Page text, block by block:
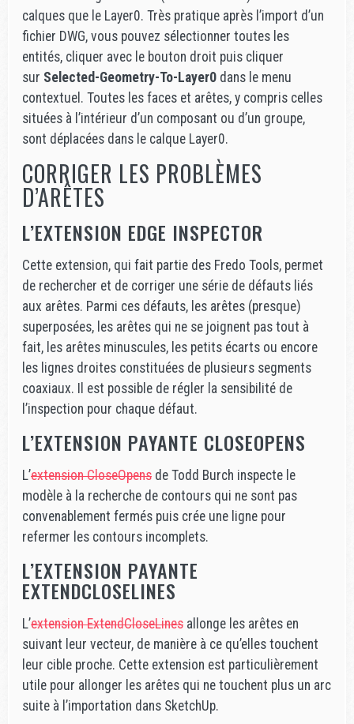
calques que le Layer0. Très pratique après l’import d’un
fichier DWG, vous pouvez sélectionner toutes les
entités, cliquer avec le bouton droit puis cliquer
sur Selected-Geometry-To-Layer0 dans le menu
contextuel. Toutes les faces et arêtes, y compris celles
situées à l’intérieur d’un composant ou d’un groupe,
sont déplacées dans le calque Layer0.
CORRIGER LES PROBLÈMES
D’ARÊTES
L’EXTENSION EDGE INSPECTOR
Cette extension, qui fait partie des Fredo Tools, permet
de rechercher et de corriger une série de défauts liés
aux arêtes. Parmi ces défauts, les arêtes (presque)
superposées, les arêtes qui ne se joignent pas tout à
fait, les arêtes minuscules, les petits écarts ou encore
les lignes droites constituées de plusieurs segments
coaxiaux. Il est possible de régler la sensibilité de
l’inspection pour chaque défaut.
L’EXTENSION PAYANTE CLOSEOPENS
L’extension CloseOpens de Todd Burch inspecte le
modèle à la recherche de contours qui ne sont pas
convenablement fermés puis crée une ligne pour
refermer les contours incomplets.
L’EXTENSION PAYANTE
EXTENDCLOSELINES
L’extension ExtendCloseLines allonge les arêtes en
suivant leur vecteur, de manière à ce qu’elles touchent
leur cible proche. Cette extension est particulièrement
utile pour allonger les arêtes qui ne touchent plus un arc
suite à l’importation dans SketchUp.